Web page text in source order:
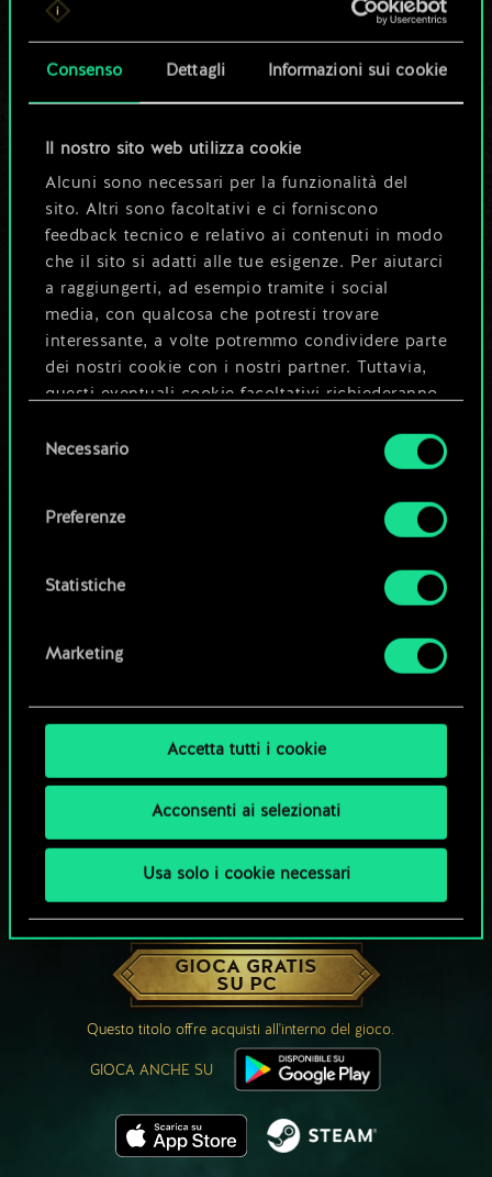
Consenso Dettagli Informazioni sui cookie
Il nostro sito web utilizza cookie
Alcuni sono necessari per la funzionalità del
sito. Altri sono facoltativi e ci forniscono
feedback tecnico e relativo ai contenuti in modo
che il sito si adatti alle tue esigenze. Per aiutarci
a raggiungerti, ad esempio tramite i social
media, con qualcosa che potresti trovare
interessante, a volte potremmo condividere parte
dei nostri cookie con i nostri partner. Tuttavia,
questi eventuali cookie facoltativi richiederanno
Tutti i dettagli su come utilizziamo i cookie e su
disponibili nel menu "Impostazioni" qui sotto.
delNecessario
Preferenze
Statistiche
Marketing
Accetta tutti i cookie
Acconsenti ai selezionati
Usa solo i cookie necessari
condiviso.
molto altro!
Dai un nome al mazzo e crea una
guida
Modifica mazzo
CHE NE DICI DI UNA PARTITA A GWENT?
GIOCA GRATIS
SU PC
Questo titolo offre acquisti all'interno del gioco.
GIOCA ANCHE SU